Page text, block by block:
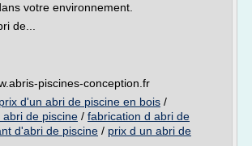
votre environnement.
de...
piscines-conception.fr
prix d'un abri de piscine en bois /
de piscine / fabrication d abri de
d'abri de piscine / prix d un abri de